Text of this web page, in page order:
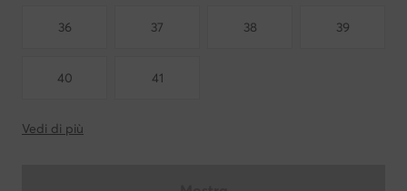
36 37 38 39
40 41
Vedi di più